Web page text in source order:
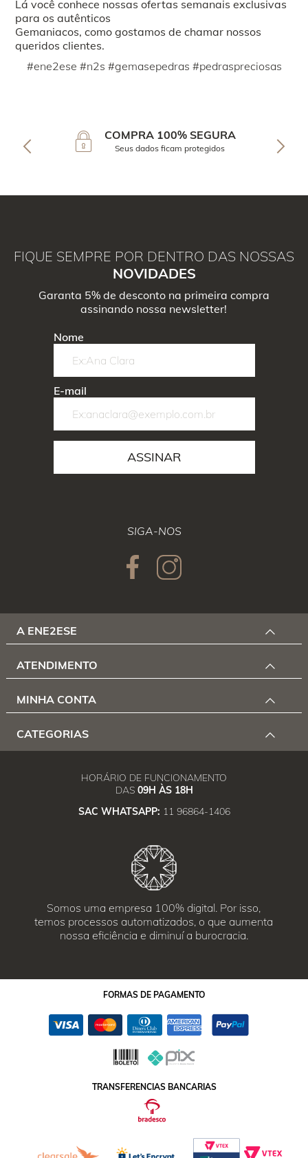
Lá você conhece nossas ofertas semanais exclusivas
para os autênticos
Gemaniacos, como gostamos de chamar nossos
queridos clientes.
#ene2ese #n2s #gemasepedras #pedraspreciosas
COMPRA 100% SEGURA
Seus dados ficam protegidos
FIQUE SEMPRE POR DENTRO DAS NOSSAS
NOVIDADES
Garanta 5% de desconto na primeira compra
assinando nossa newsletter!
Nome
E-mail
ASSINAR
SIGA-NOS
A ENE2ESE
ATENDIMENTO
MINHA CONTA
CATEGORIAS
HORÁRIO DE FUNCIONAMENTO
DAS 09H ÀS 18H
SAC WHATSAPP: 11 96864-1406
Somos uma empresa 100% digital. Por isso,
temos processos automatizados, o que aumenta
nossa eficiência e diminuí a burocracia.
FORMAS DE PAGAMENTO
TRANSFERENCIAS BANCARIAS